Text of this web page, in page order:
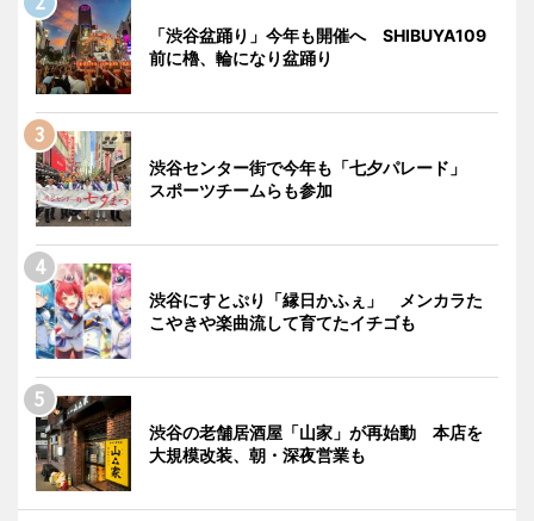
「渋谷盆踊り」今年も開催へ SHIBUYA109
前に櫓、輪になり盆踊り
渋谷センター街で今年も「七夕パレード」
スポーツチームらも参加
渋谷にすとぷり「縁日かふぇ」 メンカラた
こやきや楽曲流して育てたイチゴも
渋谷の老舗居酒屋「山家」が再始動 本店を
大規模改装、朝・深夜営業も